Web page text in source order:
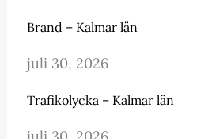
Brand – Kalmar län
juli 30, 2026
Trafikolycka – Kalmar län